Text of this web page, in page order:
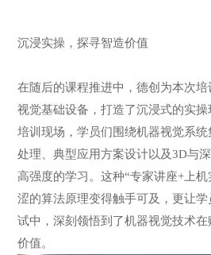
沉浸实操，探寻智造价值
在随后的课程推进中，德创为本次
视觉基础设备，打造了沉浸式的实操
培训现场，学员们围绕机器视觉系
处理、典型应用方案设计以及3D与
高强度的学习。这种“专家讲座+上
涩的算法原理变得触手可及，更让
试中，深刻领悟到了机器视觉技术
价值。